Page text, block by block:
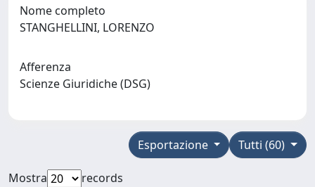
Nome completo
STANGHELLINI, LORENZO
Afferenza
Scienze Giuridiche (DSG)
Tutti (60)
Esportazione
Mostra
records